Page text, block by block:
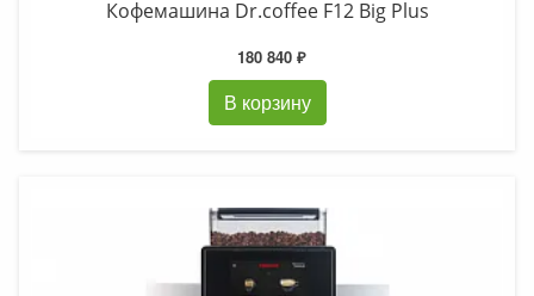
Кофемашина Dr.coffee F12 Big Plus
180 840 ₽
В корзину